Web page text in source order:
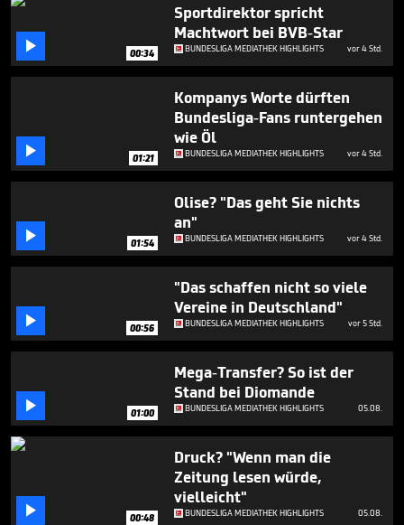
1
minutes,
15
seconds
 00:34
Sportdirektor spricht
Machtwort bei BVB-Star
BUNDESLIGA MEDIATHEK HIGHLIGHTS vor 4 Std.
 01:21
Kompanys Worte dürften
Bundesliga-Fans runtergehen
wie Öl
BUNDESLIGA MEDIATHEK HIGHLIGHTS vor 4 Std.
 01:54
Olise? "Das geht Sie nichts
an"
BUNDESLIGA MEDIATHEK HIGHLIGHTS vor 4 Std.
 00:56
"Das schaffen nicht so viele
Vereine in Deutschland"
BUNDESLIGA MEDIATHEK HIGHLIGHTS vor 5 Std.
 01:00
Mega-Transfer? So ist der
Stand bei Diomande
BUNDESLIGA MEDIATHEK HIGHLIGHTS 05.08.
 00:48
Druck? "Wenn man die
Zeitung lesen würde,
vielleicht"
BUNDESLIGA MEDIATHEK HIGHLIGHTS 05.08.